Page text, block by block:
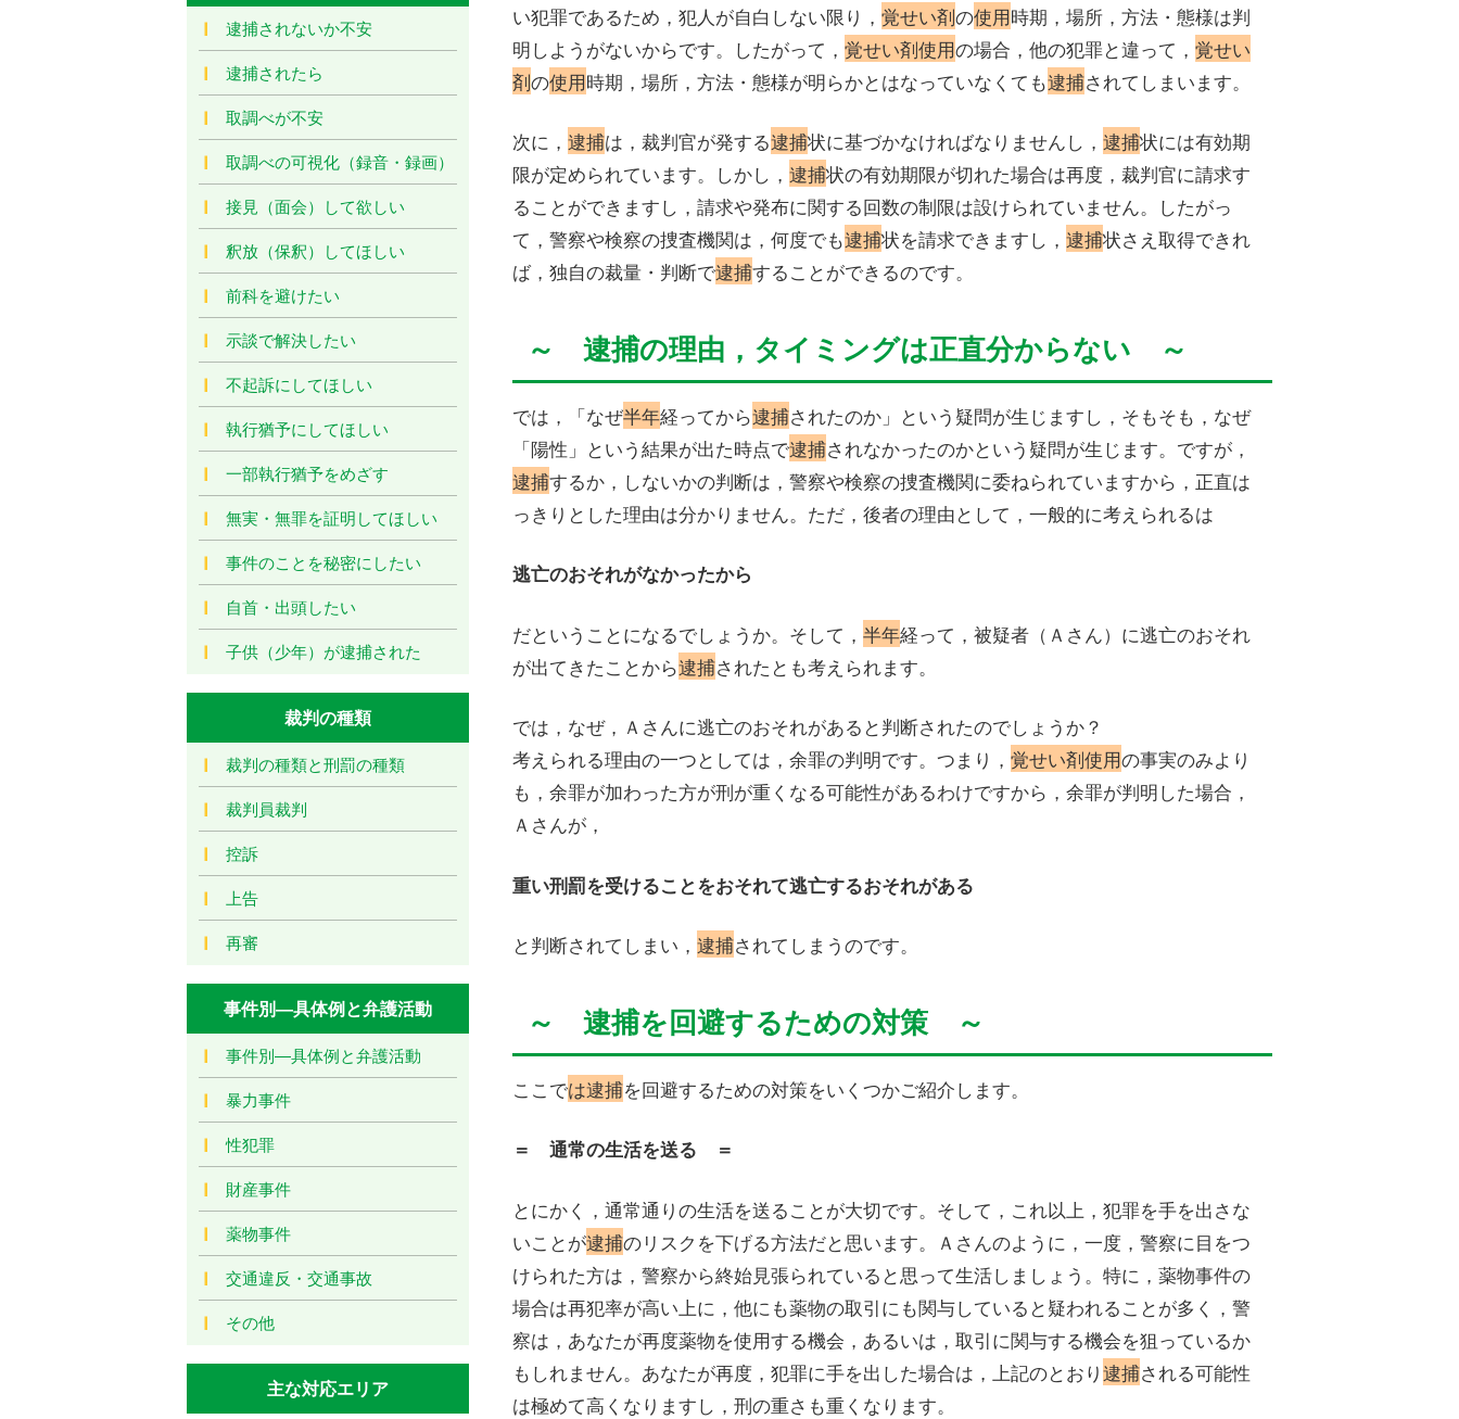
い犯罪であるため，犯人が自白しない限り， 覚せい剤の使用時期，場所，方法・態様は判
明しようがないからです。したがって， 覚せい剤使用の場合，他の犯罪と違って， 覚せい
剤の使用時期，場所，方法・態様が明らかとはなっていなくても逮捕されてしまいます。
次に， 逮捕は，裁判官が発する逮捕状に基づかなければなりませんし， 逮捕状には有効期
限が定められています。しかし， 逮捕状の有効期限が切れた場合は再度，裁判官に請求す
ることができますし，請求や発布に関する回数の制限は設けられていません。したがっ
て，警察や検察の捜査機関は，何度でも逮捕状を請求できますし， 逮捕状さえ取得できれ
ば，独自の裁量・判断で逮捕することができるのです。
～ 逮捕の理由，タイミングは正直分からない ～
では，「なぜ半年経ってから逮捕されたのか」という疑問が生じますし，そもそも，なぜ
「陽性」という結果が出た時点で逮捕されなかったのかという疑問が生じます。ですが，
逮捕するか，しないかの判断は，警察や検察の捜査機関に委ねられていますから，正直は
っきりとした理由は分かりません。ただ，後者の理由として，一般的に考えられるは
逃亡のおそれがなかったから
だということになるでしょうか。そして， 半年経って，被疑者（Ａさん）に逃亡のおそれ
が出てきたことから逮捕されたとも考えられます。
では，なぜ，Ａさんに逃亡のおそれがあると判断されたのでしょうか？
考えられる理由の一つとしては，余罪の判明です。つまり， 覚せい剤使用の事実のみより
も，余罪が加わった方が刑が重くなる可能性があるわけですから，余罪が判明した場合，
Ａさんが，
重い刑罰を受けることをおそれて逃亡するおそれがある
と判断されてしまい， 逮捕されてしまうのです。
～ 逮捕を回避するための対策 ～
ここでは逮捕を回避するための対策をいくつかご紹介します。
＝ 通常の生活を送る ＝
とにかく，通常通りの生活を送ることが大切です。そして，これ以上，犯罪を手を出さな
いことが逮捕のリスクを下げる方法だと思います。Ａさんのように，一度，警察に目をつ
けられた方は，警察から終始見張られていると思って生活しましょう。特に，薬物事件の
場合は再犯率が高い上に，他にも薬物の取引にも関与していると疑われることが多く，警
察は，あなたが再度薬物を使用する機会，あるいは，取引に関与する機会を狙っているか
もしれません。あなたが再度，犯罪に手を出した場合は，上記のとおり逮捕される可能性
は極めて高くなりますし，刑の重さも重くなります。
逮捕されないか不安
逮捕されたら
取調べが不安
取調べの可視化（録音・録画）
接見（面会）して欲しい
釈放（保釈）してほしい
前科を避けたい
示談で解決したい
不起訴にしてほしい
執行猶予にしてほしい
一部執行猶予をめざす
無実・無罪を証明してほしい
事件のことを秘密にしたい
自首・出頭したい
子供（少年）が逮捕された
裁判の種類
裁判の種類と刑罰の種類
裁判員裁判
控訴
上告
再審
事件別―具体例と弁護活動
事件別―具体例と弁護活動
暴力事件
性犯罪
財産事件
薬物事件
交通違反・交通事故
その他
主な対応エリア